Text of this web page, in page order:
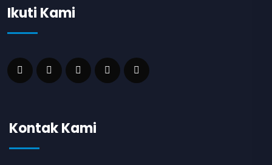
Ikuti Kami
Kontak Kami